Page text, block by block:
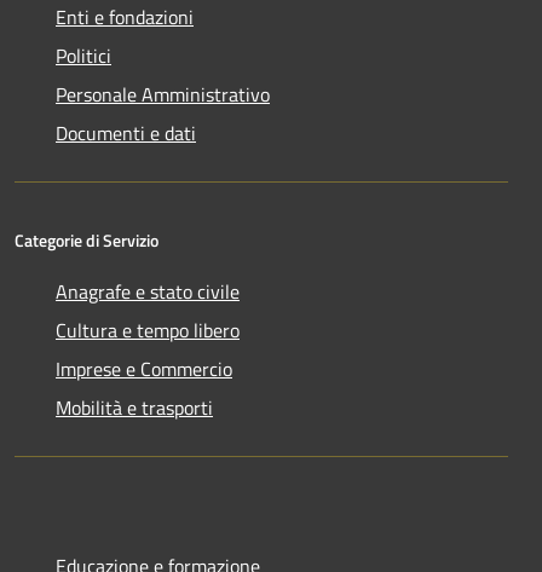
Enti e fondazioni
Politici
Personale Amministrativo
Documenti e dati
Categorie di Servizio
Anagrafe e stato civile
Cultura e tempo libero
Imprese e Commercio
Mobilità e trasporti
Educazione e formazione